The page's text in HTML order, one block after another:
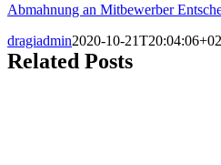
Abmahnung an Mitbewerber
dragiadmin2020-10-
Related Posts